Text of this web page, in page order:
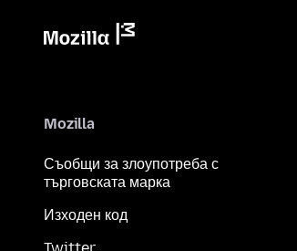
Mozilla
Съобщи за злоупотреба с
търговската марка
Изходен код